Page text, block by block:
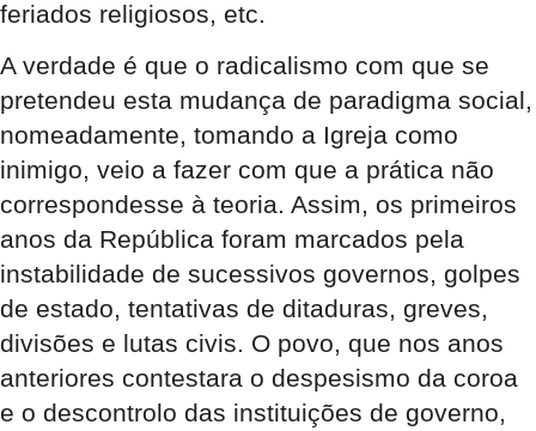
feriados religiosos, etc.
A verdade é que o radicalismo com que se
pretendeu esta mudança de paradigma social,
nomeadamente, tomando a Igreja como
inimigo, veio a fazer com que a prática não
correspondesse à teoria. Assim, os primeiros
anos da República foram marcados pela
instabilidade de sucessivos governos, golpes
de estado, tentativas de ditaduras, greves,
divisões e lutas civis. O povo, que nos anos
anteriores contestara o despesismo da coroa
e o descontrolo das instituições de governo,